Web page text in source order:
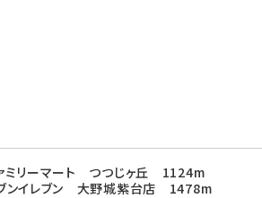
ミリーマート つつじヶ丘 1124m
ンイレブン 大野城紫台店 1478m